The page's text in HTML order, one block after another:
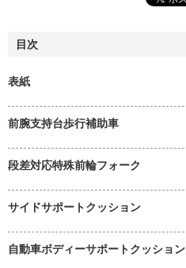
目次
表紙
前腕支持台歩行補助車
段差対応特殊前輪フォーク
サイドサポートクッション
自動車ボディーサポートクッション